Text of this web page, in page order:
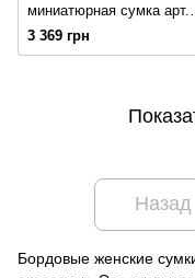
миниатюрная сумка арт.
640mini ручной работы из
винтажной натуральной
3 369 грн
Назад
Бордовые женские